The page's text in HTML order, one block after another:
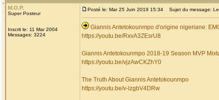
M.O.P.
Super Posteur
Inscrit le: 11 Mar 2004
Messages: 3224
Posté le: Mar 25 Juin 2019 15:34 Sujet du message:
Giannis Antetokounmpo d'origine nigeriane:
https://youtu.be/RxvA3ZEsrU8
Giannis Antetokounmpo 2018-19 Season MVP
https://youtu.be/vjzAwCKZhY0
The Truth About Giannis Antetokounmpo
https://youtu.be/v-lzgbV4DRw